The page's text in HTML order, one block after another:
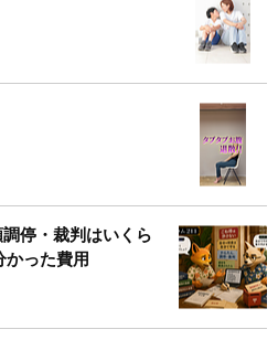
停・裁判はいくら
かった費用